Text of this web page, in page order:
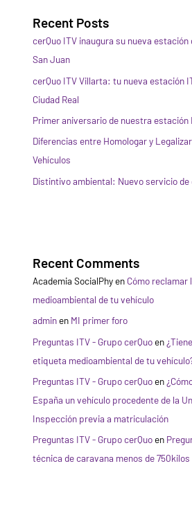
Recent Posts
cerQuo ITV inaugura su nueva estación
San Juan
cerQuo ITV Villarta: tu nueva estación
Ciudad Real
Primer aniversario de nuestra estación
Diferencias entre Homologar y
Vehículos
Distintivo ambiental: Nuevo servicio de
Recent Comments
Academia SocialPhyen Cómo reclamar
medioambiental de tu vehículo
adminen MI primer foro
Preguntas ITV - Grupo cerQuoen
etiqueta medioambiental de tu
Preguntas ITV - Grupo cerQuoen
España un vehículo procedente de la
Inspección previa a matriculación
Preguntas ITV - Grupo cerQuoen
técnica de caravana menos de 750kilos